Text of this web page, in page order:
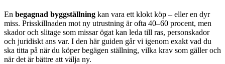
En begagnad byggställning kan vara ett klokt köp – eller en dyr
miss. Prisskillnaden mot ny utrustning är ofta 40–60 procent, men
skador och slitage som missar ögat kan leda till ras, personskador
och juridiskt ans var. I den här guiden går vi igenom exakt vad du
ska titta på när du köper begägen ställning, vilka krav som gäller och
när det är bättre att välja ny.